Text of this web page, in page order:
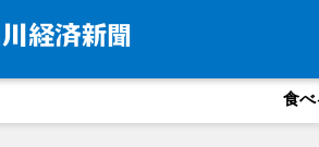
食べ